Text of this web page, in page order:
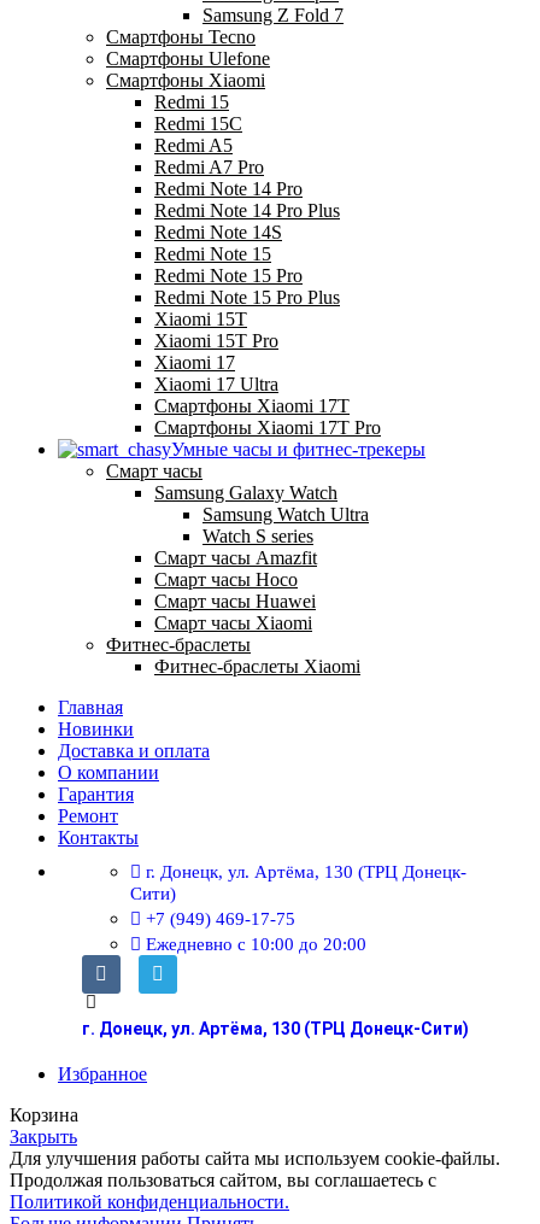
Samsung Z Fold 7
Смартфоны Tecno
Смартфоны Ulefone
Смартфоны Xiaomi
Redmi 15
Redmi 15C
Redmi A5
Redmi A7 Pro
Redmi Note 14 Pro
Redmi Note 14 Pro Plus
Redmi Note 14S
Redmi Note 15
Redmi Note 15 Pro
Redmi Note 15 Pro Plus
Xiaomi 15T
Xiaomi 15T Pro
Xiaomi 17
Xiaomi 17 Ultra
Смартфоны Xiaomi 17Т
Смартфоны Xiaomi 17Т Pro
Умные часы и фитнес-трекеры
Смарт часы
Samsung Galaxy Watch
Samsung Watch Ultra
Watch S series
Смарт часы Amazfit
Смарт часы Hoco
Смарт часы Huawei
Смарт часы Xiaomi
Фитнес-браслеты
Фитнес-браслеты Xiaomi
Главная
Новинки
Доставка и оплата
О компании
Гарантия
Ремонт
Контакты
г. Донецк, ул. Артёма, 130 (ТРЦ Донецк-
Сити)
+7 (949) 469-17-75
Ежедневно с 10:00 до 20:00
г. Донецк, ул. Артёма, 130 (ТРЦ Донецк-Сити)
Избранное
Корзина
Закрыть
Для улучшения работы сайта мы используем cookie-файлы.
Продолжая пользоваться сайтом, вы соглашаетесь с
Политикой конфиденциальности.